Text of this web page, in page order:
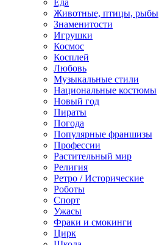
Еда
Животные, птицы, рыбы
Знаменитости
Игрушки
Космос
Косплей
Любовь
Музыкальные стили
Национальные костюмы
Новый год
Пираты
Погода
Популярные франшизы
Профессии
Растительный мир
Религия
Ретро / Исторические
Роботы
Спорт
Ужасы
Фраки и смокинги
Цирк